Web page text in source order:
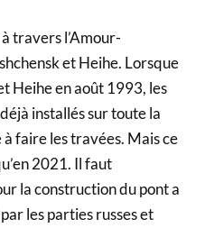
travers l’Amour-
et Heihe. Lorsque
Heihe en août 1993, les
installés sur toute la
faire les travées. Mais ce
2021. Il faut
la construction du pont a
les parties russes et